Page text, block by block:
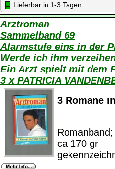
Lieferbar in 1-3 Tagen
Arztroman
Sammelband 69
Alarmstufe eins in der
Werde ich ihm
Ein Arzt spielt mit dem
3 x PATRICIA
3 Romane
ca 170 gr